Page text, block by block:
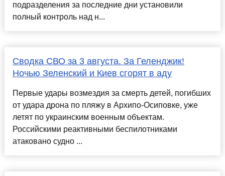
подразделения за последние дни установили
полный контроль над н...
Сводка СВО за 3 августа. За Геленджик!
Ночью Зеленский и Киев сгорят в аду
Первые удары возмездия за смерть детей, погибших
от удара дрона по пляжу в Архипо-Осиповке, уже
летят по украинским военным объектам.
Российскими реактивными беспилотниками
атаковано судно ...